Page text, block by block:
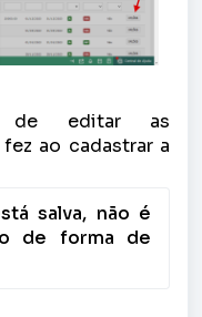
de editar as
ao cadastrar a
salva, não é
de forma de